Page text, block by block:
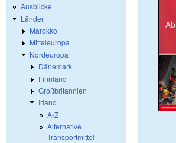
Ausblicke
Länder
Marokko
Mitteleuropa
Nordeuropa
Dänemark
Finnland
Großbritannien
Irland
A-Z
Alternative
Transportmittel